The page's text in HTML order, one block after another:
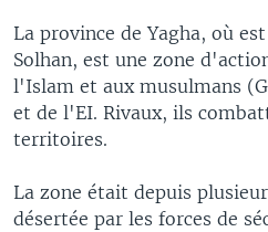
La province de Yagha, où
Solhan, est une zone
l'Islam et aux musulmans
et de l'EI. Rivaux, ils
territoires.
La zone était depuis
désertée par les forces de